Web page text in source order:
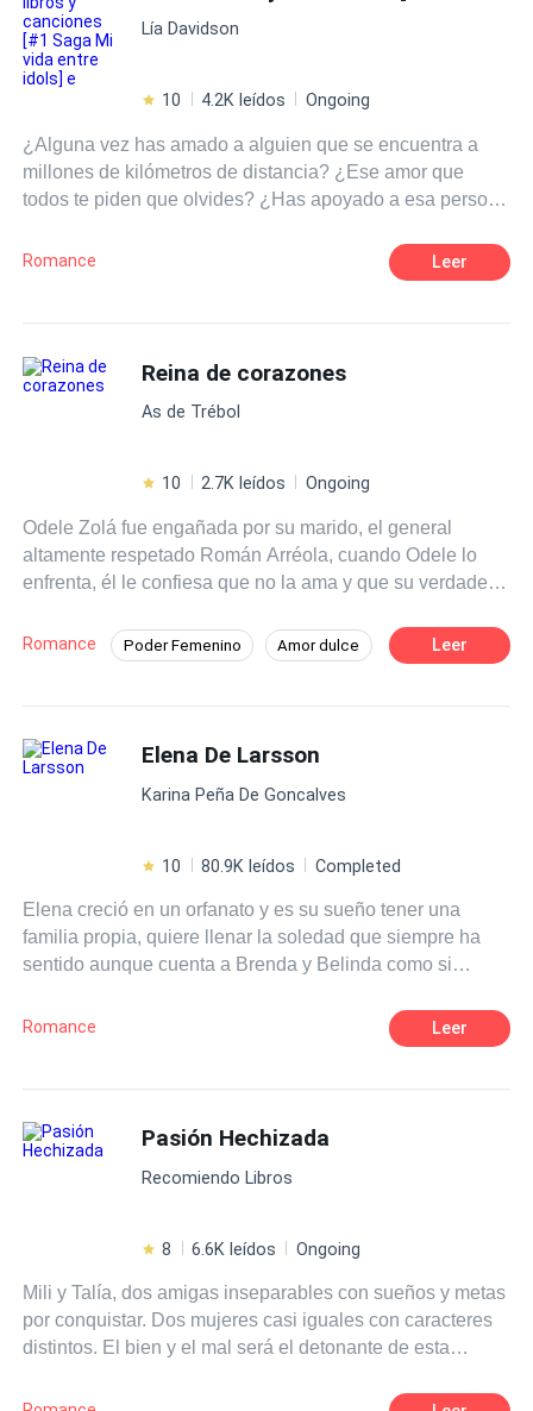
Lía Davidson
10 4.2K leídos Ongoing
¿Alguna vez has amado a alguien que se encuentra a
millones de kilómetros de distancia? ¿Ese amor que
todos te piden que olvides? ¿Has apoyado a esa persona
a alguien imposible? Pues te diré algo, esa es la rutina
mejor renunciar a todo.
Romance Leer
Reina de corazones
As de Trébol
10 2.7K leídos Ongoing
Odele Zolá fue engañada por su marido, el general
altamente respetado Román Arréola, cuando Odele lo
enfrenta, él le confiesa que no la ama y que su verdadero
discusión, son atacados por miembros de la organización
criminal "La Baraja". Impotente, ve cómo Román salva a
morirá y a Odele se le rompe el corazón una vez más.
Más tarde, Odele despierta en un basurero en otro país,
no sabe cómo llegó a ahí, pero está viva y parece que
idioma de ese lugar, Odele se hace una promesa: Volverá
Romance Poder Femenino Amor dulce
Desafío a las Expectativas
Leer
Elena De Larsson
Karina Peña De Goncalves
10 80.9K leídos Completed
Elena creció en un orfanato y es su sueño tener una
familia propia, quiere llenar la soledad que siempre ha
sentido aunque cuenta a Brenda y Belinda como si
Bernhard Larsson un maduro y muy guapo magnate
hotelero que está disponible para ella si desea vivir una
apuesto arquitecto y ella no podrá resistirse a entregarse
a la aventura. ¿Qué hará Elena al estar entre estos
apuestos Larsson? Primera entrega de la saga chicas de
Romance Leer
Pasión Hechizada
Recomiendo Libros
8 6.6K leídos Ongoing
Mili y Talía, dos amigas inseparables con sueños y metas
por conquistar. Dos mujeres casi iguales con caracteres
distintos. El bien y el mal será el detonante de esta
lucharán para poder pertenecer al corazón del único